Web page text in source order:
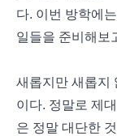
다. 이번 방학에
일들을 준비해보
새롭지만 새롭지
이다. 정말로 제
은 정말 대단한